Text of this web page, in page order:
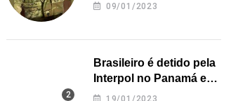
09/01/2023
Brasileiro é detido pela
Interpol no Panamá e
pode pegar prisão
19/01/2023